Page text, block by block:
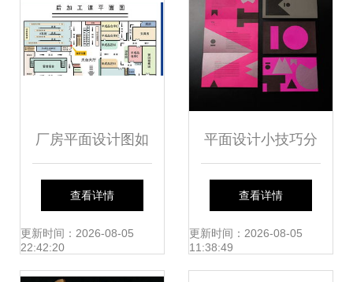
厂房平面设计图如
何赋能广告视觉冲
击力
查看详情
更新时间：2026-08-05
22:42:20
平面设计小技巧分
享 如何设计一款优
秀的宣传册
查看详情
更新时间：2026-08-05
11:38:49